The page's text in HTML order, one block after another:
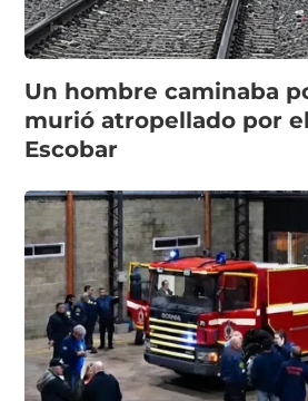
Un hombre caminaba
murió atropellado por
Escobar